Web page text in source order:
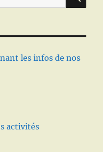
les infos de nos
activités